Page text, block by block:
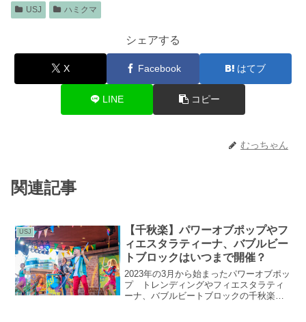
USJ ハミクマ
シェアする
X Facebook はてブ
LINE コピー
むっちゃん
関連記事
USJ
【千秋楽】パワーオブポップやフ
ィエスタラティーナ、バブルビー
トブロックはいつまで開催？
2023年の3月から始まったパワーオブポッ
プ トレンディングやフィエスタラティ
ーナ、バブルビートブロックの千秋楽は